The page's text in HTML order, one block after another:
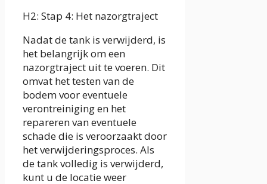
H2: Stap 4: Het nazorgtraject
Nadat de tank is verwijderd, is
het belangrijk om een
nazorgtraject uit te voeren. Dit
omvat het testen van de
bodem voor eventuele
verontreiniging en het
repareren van eventuele
schade die is veroorzaakt door
het verwijderingsproces. Als
de tank volledig is verwijderd,
kunt u de locatie weer